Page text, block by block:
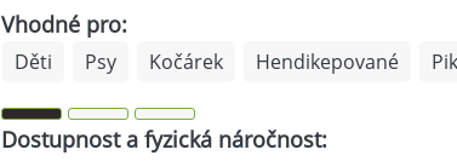
Vhodné pro:
Děti Psy Kočárek Hendikepované
Dostupnost a fyzická náročnost: